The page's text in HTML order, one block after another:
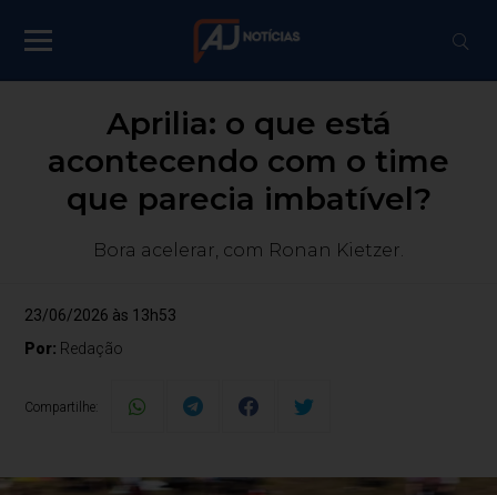
Aprilia: o que está
acontecendo com o time
que parecia imbatível?
Bora acelerar, com Ronan Kietzer.
23/06/2026 às 13h53
Por: Redação
Compartilhe: